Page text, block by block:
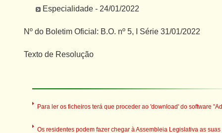
Especialidade - 24/01/2022
Nº do Boletim Oficial: B.O. nº 5, I Série 31/01/2022
Texto de Resolução
Para ler os ficheiros terá que proceder ao 'download' do software "A
Os residentes podem fazer chegar à Assembleia Legislativa as